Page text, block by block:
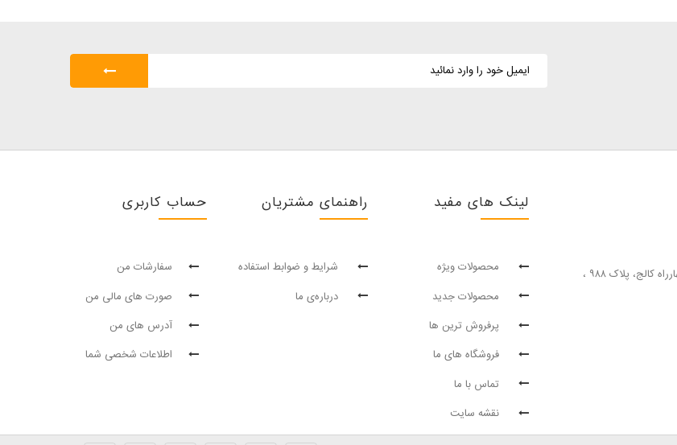
سریر سرویس, آدرس:تهران خيابان انقلاب، مابين چهارراه وليعصر و چهارراه كالج، پلاک ۹۸۸ ،
لینک های مفید
محصولات ویژه
محصولات جدید
پرفروش ترین‌ ها
فروشگاه های ما
تماس با ما
نقشه سایت
راهنمای مشتریان
شرایط و ضوابط استفاده
درباره‌ی ما
حساب کاربری
سفارشات من
صورت های مالی من
آدرس های من
اطلاعات شخصی شما